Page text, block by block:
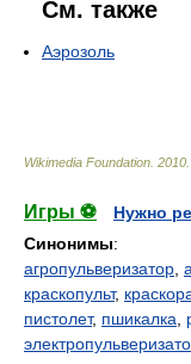
См. также
Аэрозоль
Wikimedia Foundation 2010
Игры ⚽
Нужно
Синонимы:
агропульверизатор,
краскопульт,
пистолет, пшикалка,